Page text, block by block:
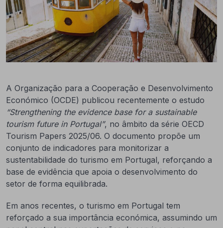
A Organização para a Cooperação e Desenvolvimento
Económico (OCDE) publicou recentemente o estudo
“Strengthening the evidence base for a sustainable
tourism future in Portugal”, no âmbito da série OECD
Tourism Papers 2025/06. O documento propõe um
conjunto de indicadores para monitorizar a
sustentabilidade do turismo em Portugal, reforçando a
base de evidência que apoia o desenvolvimento do
setor de forma equilibrada.
Em anos recentes, o turismo em Portugal tem
reforçado a sua importância económica, assumindo um